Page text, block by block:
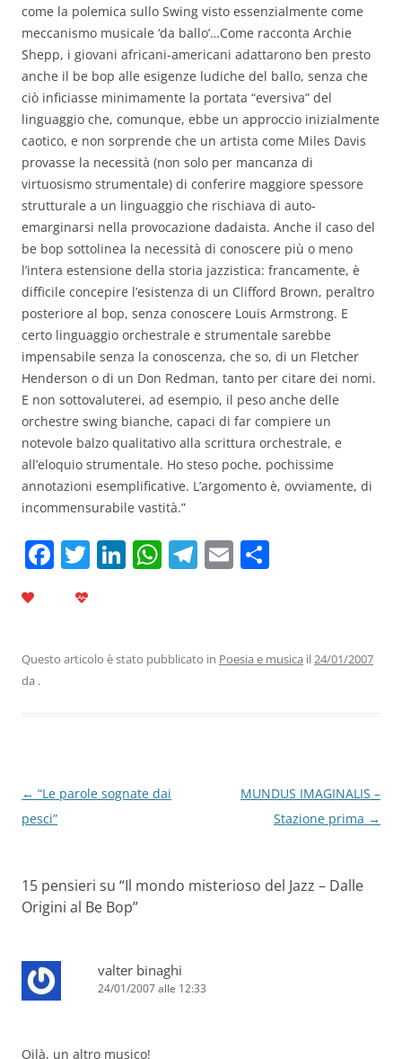
come la polemica sullo Swing visto essenzialmente come
meccanismo musicale ‘da ballo’…Come racconta Archie
Shepp, i giovani africani-americani adattarono ben presto
anche il be bop alle esigenze ludiche del ballo, senza che
ciò inficiasse minimamente la portata “eversiva” del
linguaggio che, comunque, ebbe un approccio inizialmente
caotico, e non sorprende che un artista come Miles Davis
provasse la necessità (non solo per mancanza di
virtuosismo strumentale) di conferire maggiore spessore
strutturale a un linguaggio che rischiava di auto-
emarginarsi nella provocazione dadaista. Anche il caso del
be bop sottolinea la necessità di conoscere più o meno
l’intera estensione della storia jazzistica: francamente, è
difficile concepire l’esistenza di un Clifford Brown, peraltro
posteriore al bop, senza conoscere Louis Armstrong. E
certo linguaggio orchestrale e strumentale sarebbe
impensabile senza la conoscenza, che so, di un Fletcher
Henderson o di un Don Redman, tanto per citare dei nomi.
E non sottovaluterei, ad esempio, il peso anche delle
orchestre swing bianche, capaci di far compiere un
notevole balzo qualitativo alla scrittura orchestrale, e
all’eloquio strumentale. Ho steso poche, pochissime
annotazioni esemplificative. L’argomento è, ovviamente, di
incommensurabile vastità.”
F
b
T Li
dI
W
A
T
a
E
vi
Questo articolo è stato pubblicato in Poesia e musica il24/01/2007
da .
Navigazione
articolo
← “Le parole sognate dai
pesci”
MUNDUS IMAGINALIS –
Stazione prima →
15 pensieri su “Il mondo misterioso del Jazz – Dalle
Origini al Be Bop”
valter binaghi
24/01/2007 alle 12:33
Oilà, un altro musico!